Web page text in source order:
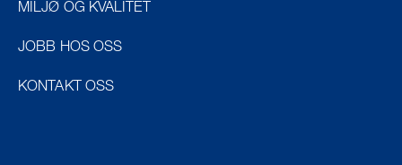
MILJØ OG KVALITET
JOBB HOS OSS
KONTAKT OSS